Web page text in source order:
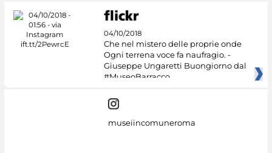
04/10/2018
Che nel mistero delle proprie onde
Ogni terrena voce fa naufragio. -
Giuseppe Ungaretti Buongiorno dal
#MuseoBarracco
museiincomuneroma